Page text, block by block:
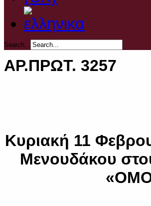
Search...
ΑΡ.ΠΡΩΤ. 3257
Κυριακή 11
Μενουδάκου